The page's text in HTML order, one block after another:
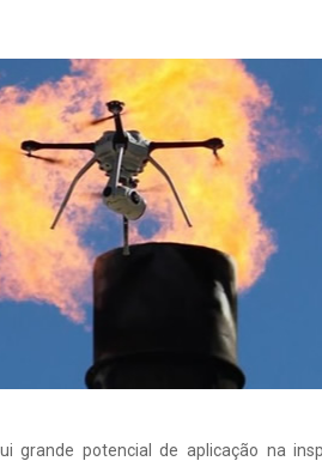
grande potencial de aplicação na